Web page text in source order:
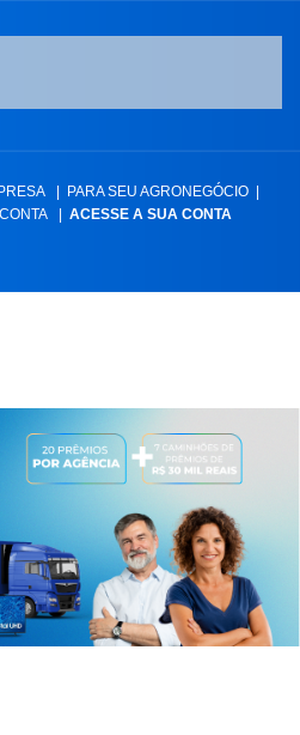
PARA SEU AGRONEGÓCIO
ACESSE A SUA CONTA